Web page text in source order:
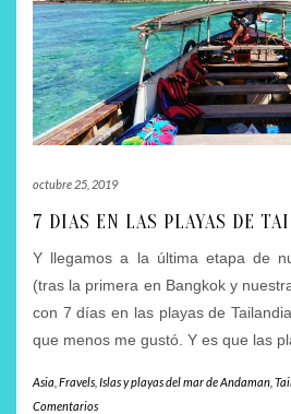
octubre 25, 2019
7 DIAS EN LAS PLAYAS DE
Y llegamos a la última etapa de
(tras la primera en Bangkok y
con 7 días en las playas de
que menos me gustó. Y es que las
Asia Fravels Islas y playas del mar de Andaman
Comentarios